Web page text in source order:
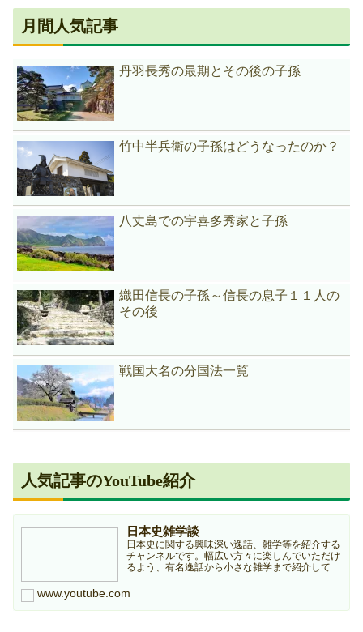
月間人気記事
丹羽長秀の最期とその後の子孫
竹中半兵衛の子孫はどうなったのか？
八丈島での宇喜多秀家と子孫
織田信長の子孫～信長の息子１１人の
その後
戦国大名の分国法一覧
人気記事のYouTube紹介
日本史雑学談
日本史に関する興味深い逸話、雑学等を紹介する
チャンネルです。幅広い方々に楽しんでいただけ
るよう、有名逸話から小さな雑学まで紹介してい
ンネルは個人ブログ『日本史雑学庵』の記事を元
に作成していますので...
www.youtube.com